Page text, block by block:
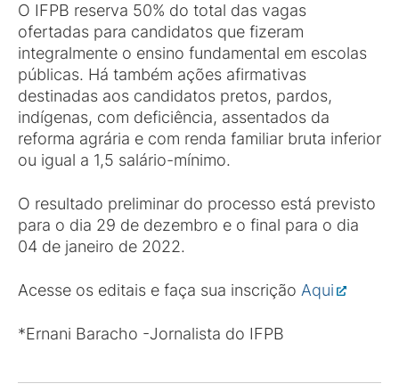
O IFPB reserva 50% do total das vagas
ofertadas para candidatos que fizeram
integralmente o ensino fundamental em escolas
públicas. Há também ações afirmativas
destinadas aos candidatos pretos, pardos,
indígenas, com deficiência, assentados da
reforma agrária e com renda familiar bruta inferior
ou igual a 1,5 salário-mínimo.
O resultado preliminar do processo está previsto
para o dia 29 de dezembro e o final para o dia
04 de janeiro de 2022.
Acesse os editais e faça sua inscrição Aqui
*Ernani Baracho -Jornalista do IFPB